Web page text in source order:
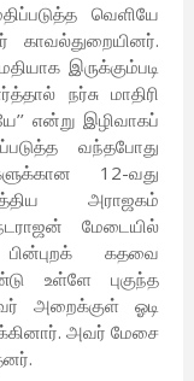
வெளியே
இருக்கும்படி
நர்சு மாதிரி
என்று இழிவாகப்
வந்தபோது
12-வது
அராஜகம்
மேடையில்
பின்புறக் கதவை
உள்ளே புகுந்த
அறைக்குள் ஓடி
அவர் மேசை